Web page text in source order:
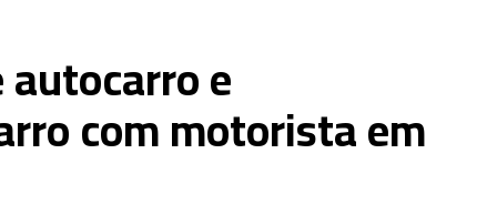
e
com motorista em